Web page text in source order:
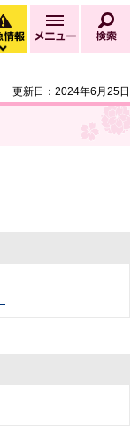
緊急情報
緊急情報を開く
メニュー
更新日：2024年6月25日